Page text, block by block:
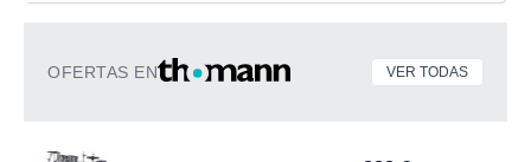
OFERTAS EN VER TODAS